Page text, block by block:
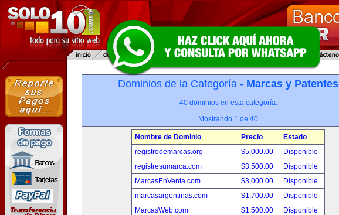
Dominios de la Categoría - Marcas y Patentes
40 dominios en esta categoría.
Mostrando 1 de 40
Nombre de Dominio Precio
Estado
registrodemarcas.org
$5,000.00
Disponible
registresumarca.com
$3,500.00
Disponible
MarcasEnVenta.com
$3,000.00
Disponible
marcasargentinas.com
$1,700.00
Disponible
MarcasWeb.com
$1,500.00
Disponible